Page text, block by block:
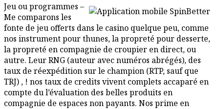
Jeu ou programmes –
Me comparons les
fonte de jeu offerts dans le casino quelque peu, comme
nos instrument pour thunes, la propreté pour desserte,
la propreté en compagnie de croupier en direct, ou
autre. Leur RNG (auteur avec numéros abrégés), des
taux de réexpédition sur le champion (RTP, sauf que
TRJ) , ! nos taux de credits vivent complets accaparé en
compte du l’évaluation des belles produits en
compagnie de espaces non payants. Nos prime en